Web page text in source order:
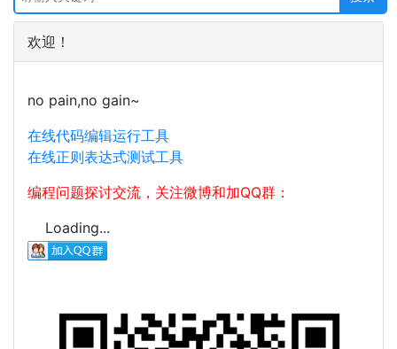
欢迎！
no pain,no gain~
在线代码编辑运行工具
在线正则表达式测试工具
编程问题探讨交流，关注微博和加QQ群：
Loading...